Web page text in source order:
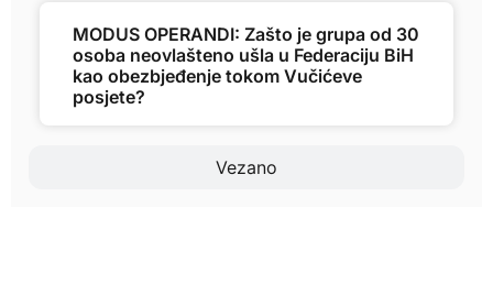
Vezano
MODUS OPERANDI: Zašto je grupa od 30
osoba neovlašteno ušla u Federaciju BiH
kao obezbjeđenje tokom Vučićeve
posjete?